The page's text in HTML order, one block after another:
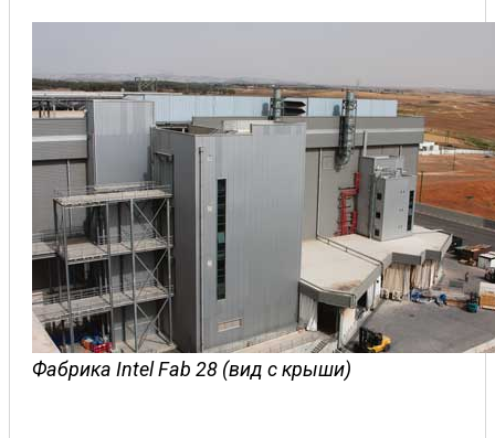
Фабрика Intel Fab 28 (вид с крыши)